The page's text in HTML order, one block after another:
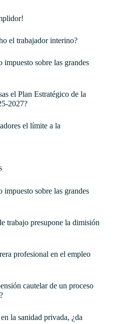
el trabajador interino?
impuesto sobre las grandes
el Plan Estratégico de la
2027?
el límite a la
impuesto sobre las grandes
trabajo presupone la dimisión
profesional en el empleo
cautelar de un proceso
la sanidad privada, ¿da